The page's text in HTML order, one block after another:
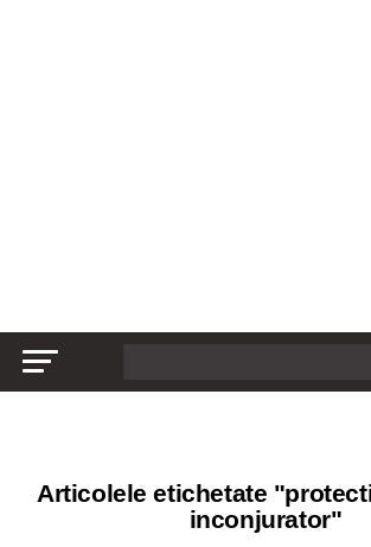
Articolele etichetate
inconjurator"